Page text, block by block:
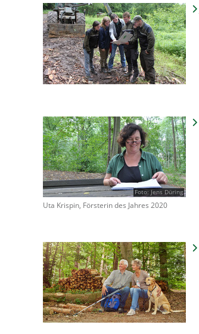
Foto: Jens Düring
Uta Krispin, Försterin des Jahres 2020